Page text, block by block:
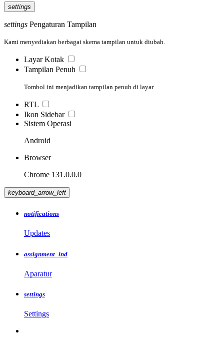
settings
settings Pengaturan Tampilan
Kami menyediakan berbagai skema tampilan untuk diubah.
Layar Kotak
Tampilan Penuh
Tombol ini menjadikan tampilan penuh di layar
RTL
Ikon Sidebar
Sistem Operasi
Android
Browser
Chrome 131.0.0.0
keyboard_arrow_left
notifications
Updates
assignment_ind
Aparatur
settings
Settings